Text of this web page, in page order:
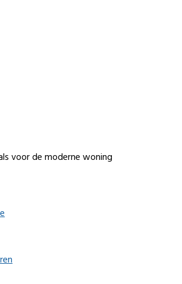
voor de moderne woning